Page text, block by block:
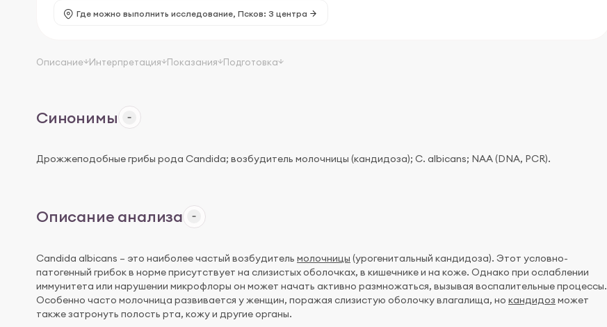
Где можно выполнить исследование, Псков: 3 центра
Описание Интерпретация Показания Подготовка
Синонимы
Дрожжеподобные грибы рода Candida; возбудитель молочницы (кандидоза); C. albicans; NAA (DNA, PCR).
Описание анализа
Candida albicans – это наиболее частый возбудитель молочницы (урогенитальный кандидоза). Этот условно-
патогенный грибок в норме присутствует на слизистых оболочках, в кишечнике и на коже. Однако при ослаблении
иммунитета или нарушении микрофлоры он может начать активно размножаться, вызывая воспалительные процессы.
Особенно часто молочница развивается у женщин, поражая слизистую оболочку влагалища, но кандидоз может
также затронуть полость рта, кожу и другие органы.